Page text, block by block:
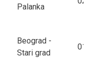
Palanka
Beograd -
Stari grad